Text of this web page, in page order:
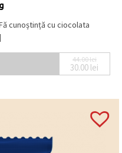
cunoștință cu ciocolata
44.00lei
Prețul
30.00 lei
Prețul